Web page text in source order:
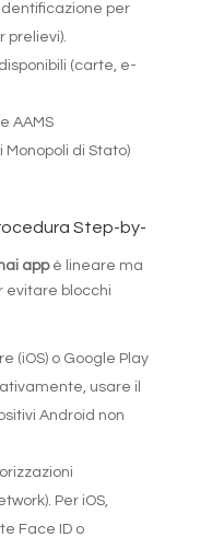
per
prelievi).
(carte, e-
AAMS
di Stato)
Step-by-
appè lineare ma
evitare blocchi
(iOS) o Google Play
usare il
Android non
Per iOS,
Face ID o